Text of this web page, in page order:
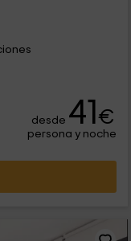
desde 41€
persona y noche